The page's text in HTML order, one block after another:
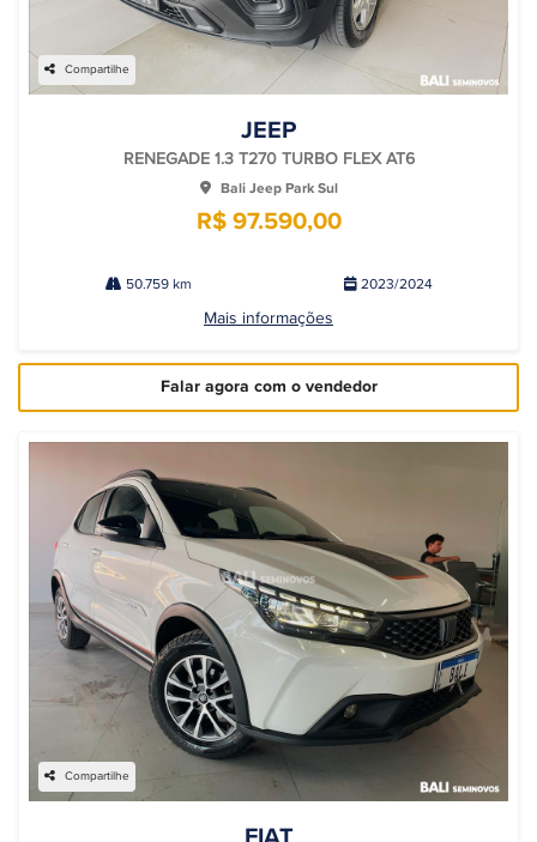
Compartilhe
JEEP
RENEGADE 1.3 T270 TURBO FLEX AT6
Bali Jeep Park Sul
R$ 97.590,00
50.759 km 2023/2024
Mais informações
Falar agora com o vendedor
Compartilhe